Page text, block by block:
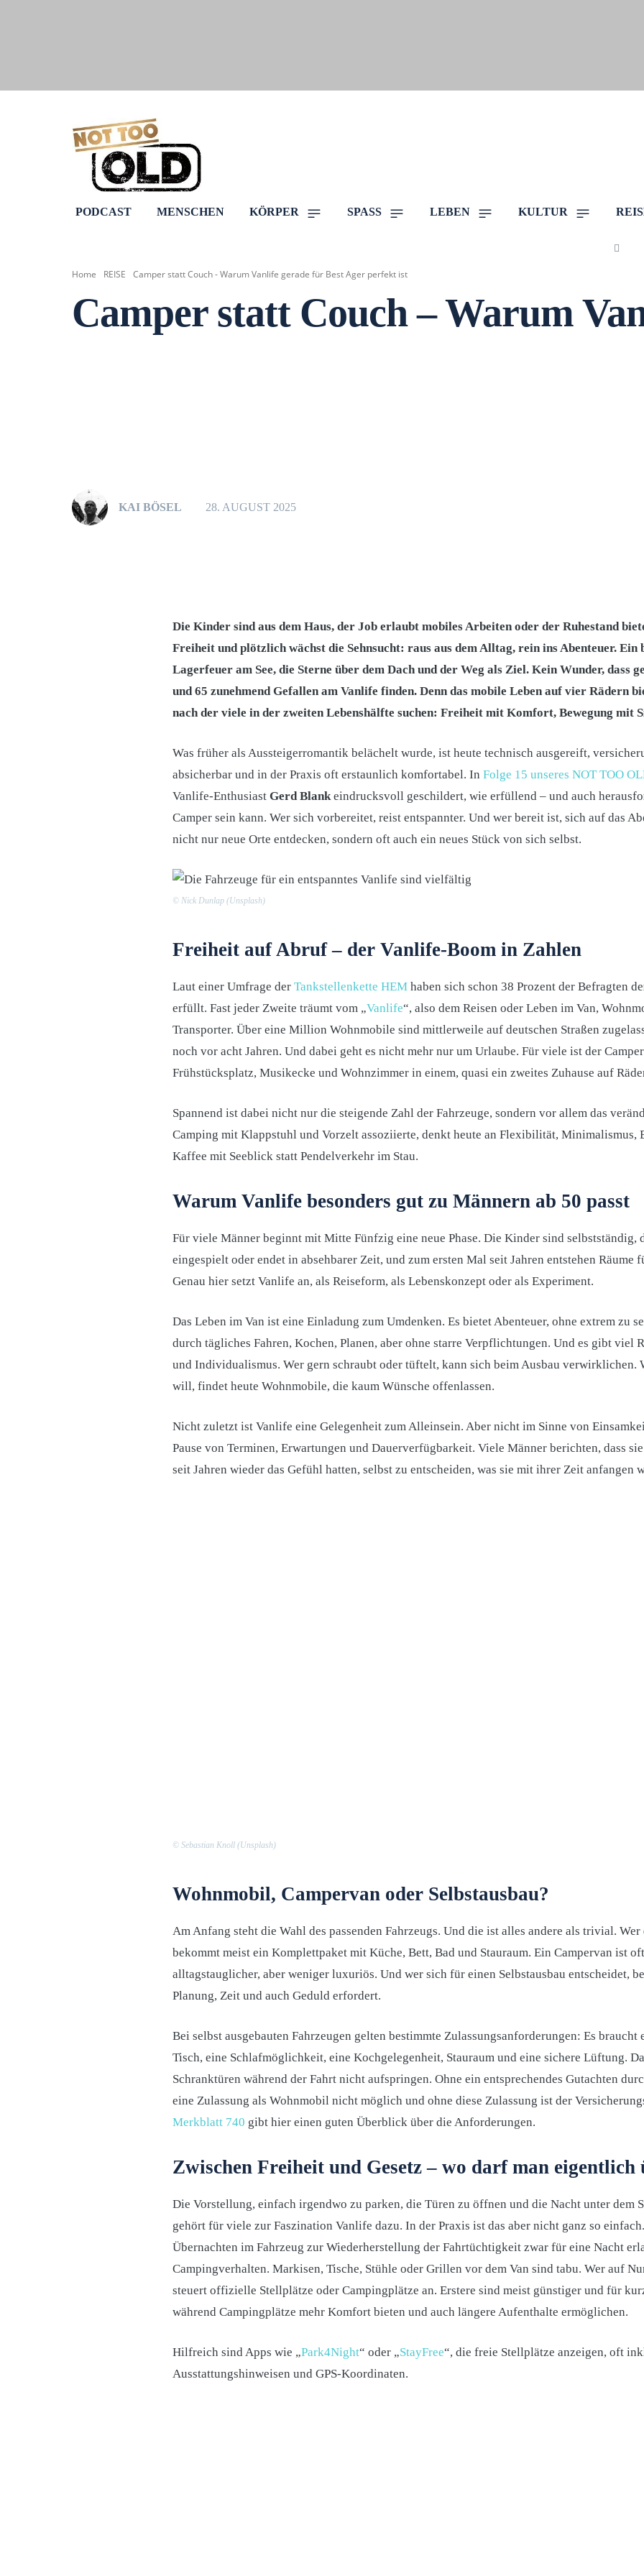
PODCAST MENSCHEN KÖRPER SPASS LEBEN KULTUR
Home REISE Camper statt Couch - Warum Vanlife gerade für Best Ager perfekt ist
Camper statt Couch – Warum
KAI BÖSEL 28. AUGUST 2025
Die Kinder sind aus dem Haus, der Job erlaubt mobiles Arbeiten oder der Ruhestand
Freiheit und plötzlich wächst die Sehnsucht: raus aus dem Alltag, rein ins Abenteuer. Ein
Lagerfeuer am See, die Sterne über dem Dach und der Weg als Ziel. Kein Wunder, dass
und 65 zunehmend Gefallen am Vanlife finden. Denn das mobile Leben auf vier Rädern
nach der viele in der zweiten Lebenshälfte suchen: Freiheit mit Komfort, Bewegung mit
Was früher als Aussteigerromantik belächelt wurde, ist heute technisch ausgereift,
absicherbar und in der Praxis oft erstaunlich komfortabel. In Folge 15 unseres NOT TOO
Vanlife-Enthusiast Gerd Blankeindrucksvoll geschildert, wie erfüllend – und auch
Camper sein kann. Wer sich vorbereitet, reist entspannter. Und wer bereit ist, sich auf das
nicht nur neue Orte entdecken, sondern oft auch ein neues Stück von sich selbst.
© Nick Dunlap (Unsplash)
Freiheit auf Abruf – der Vanlife-Boom in Zahlen
Laut einer Umfrage der Tankstellenkette HEM haben sich schon 38 Prozent der Befragten
erfüllt. Fast jeder Zweite träumt vom „Vanlife“, also dem Reisen oder Leben im Van,
Transporter. Über eine Million Wohnmobile sind mittlerweile auf deutschen Straßen
noch vor acht Jahren. Und dabei geht es nicht mehr nur um Urlaube. Für viele ist der
Frühstücksplatz, Musikecke und Wohnzimmer in einem, quasi ein zweites Zuhause auf
Spannend ist dabei nicht nur die steigende Zahl der Fahrzeuge, sondern vor allem das
Camping mit Klappstuhl und Vorzelt assoziierte, denkt heute an Flexibilität, Minimalismus,
Kaffee mit Seeblick statt Pendelverkehr im Stau.
Warum Vanlife besonders gut zu Männern ab 50 passt
Für viele Männer beginnt mit Mitte Fünfzig eine neue Phase. Die Kinder sind selbstständig,
eingespielt oder endet in absehbarer Zeit, und zum ersten Mal seit Jahren entstehen Räume
Genau hier setzt Vanlife an, als Reiseform, als Lebenskonzept oder als Experiment.
Das Leben im Van ist eine Einladung zum Umdenken. Es bietet Abenteuer, ohne extrem zu
durch tägliches Fahren, Kochen, Planen, aber ohne starre Verpflichtungen. Und es gibt viel
und Individualismus. Wer gern schraubt oder tüftelt, kann sich beim Ausbau verwirklichen.
will, findet heute Wohnmobile, die kaum Wünsche offenlassen.
Nicht zuletzt ist Vanlife eine Gelegenheit zum Alleinsein. Aber nicht im Sinne von
Pause von Terminen, Erwartungen und Dauerverfügbarkeit. Viele Männer berichten, dass
seit Jahren wieder das Gefühl hatten, selbst zu entscheiden, was sie mit ihrer Zeit anfangen
© Sebastian Knoll (Unsplash)
Wohnmobil, Campervan oder Selbstausbau?
Am Anfang steht die Wahl des passenden Fahrzeugs. Und die ist alles andere als trivial.
bekommt meist ein Komplettpaket mit Küche, Bett, Bad und Stauraum. Ein Campervan ist
alltagstauglicher, aber weniger luxuriös. Und wer sich für einen Selbstausbau entscheidet,
Planung, Zeit und auch Geduld erfordert.
Bei selbst ausgebauten Fahrzeugen gelten bestimmte Zulassungsanforderungen: Es
Tisch, eine Schlafmöglichkeit, eine Kochgelegenheit, Stauraum und eine sichere Lüftung.
Schranktüren während der Fahrt nicht aufspringen. Ohne ein entsprechendes Gutachten
eine Zulassung als Wohnmobil nicht möglich und ohne diese Zulassung ist der
Merkblatt 740 gibt hier einen guten Überblick über die Anforderungen.
Zwischen Freiheit und Gesetz – wo darf man eigentlich
Die Vorstellung, einfach irgendwo zu parken, die Türen zu öffnen und die Nacht unter dem
gehört für viele zur Faszination Vanlife dazu. In der Praxis ist das aber nicht ganz so
Übernachten im Fahrzeug zur Wiederherstellung der Fahrtüchtigkeit zwar für eine Nacht
Campingverhalten. Markisen, Tische, Stühle oder Grillen vor dem Van sind tabu. Wer auf
steuert offizielle Stellplätze oder Campingplätze an. Erstere sind meist günstiger und für
während Campingplätze mehr Komfort bieten und auch längere Aufenthalte ermöglichen.
Hilfreich sind Apps wie „Park4Night“ oder „StayFree“, die freie Stellplätze anzeigen, oft
Ausstattungshinweisen und GPS-Koordinaten.